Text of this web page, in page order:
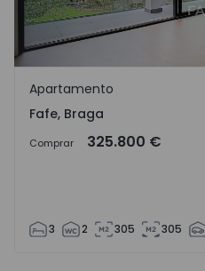
Fafe, Braga
Apartamento
Fafe, Braga
Comprar 325.800 €
3 2 305 305